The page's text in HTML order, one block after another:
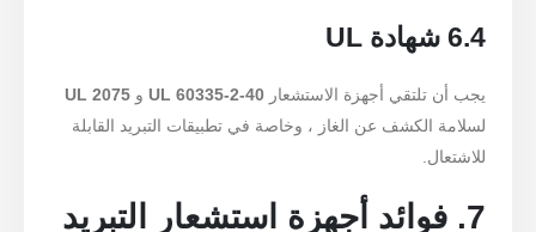
6.4 شهادة UL
يجب أن تلتقي أجهزة الاستشعارUL 60335-2-40 وUL 2075
لسلامة الكشف عن الغاز ، وخاصة في تطبيقات التبريد القابلة
للاشتعال.
7. فوائد أجهزة استشعار التبريد